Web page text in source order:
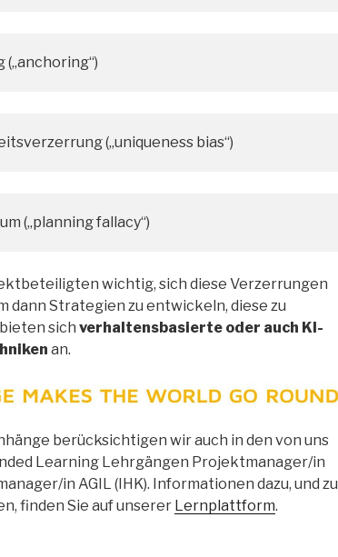
(„uniqueness bias“)
(„planning fallacy“)
wichtig, sich diese Verzerrungen
dann Strategien zu entwickeln, diese zu
sich verhaltensbasierte oder auch KI-
an.
berücksichtigen wir auch in den von uns
Learning Lehrgängen Projektmanager/in
in AGIL (IHK). Informationen dazu, und zu
finden Sie auf unserer Lernplattform.